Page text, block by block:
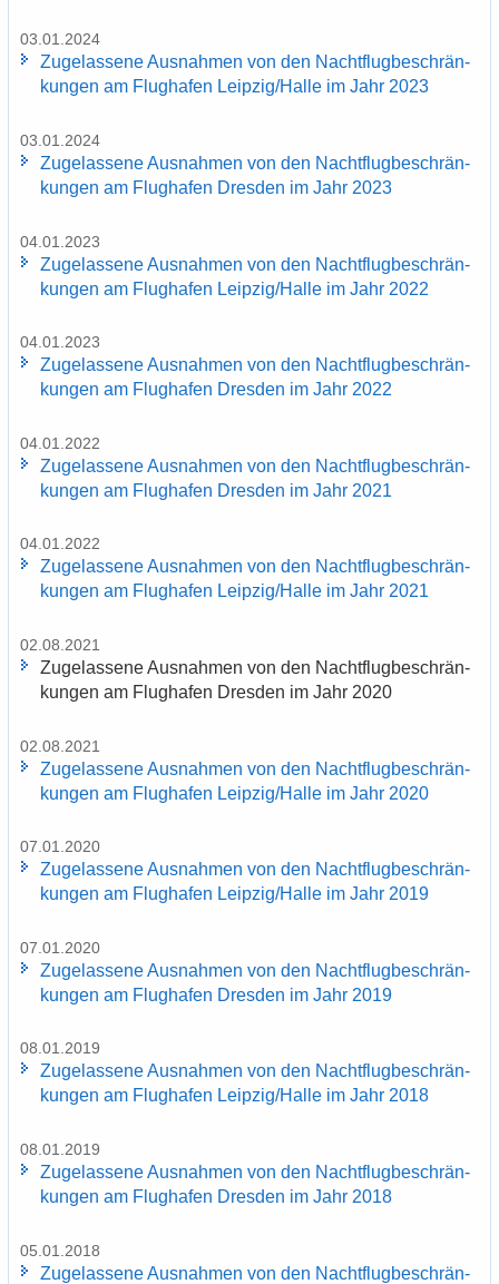
03.01.2024
Zu­ge­las­se­ne Aus­nah­men von den Nacht­flug­be­schrän­
kun­gen am Flug­ha­fen Leip­zig/Halle im Jahr 2023
03.01.2024
Zu­ge­las­se­ne Aus­nah­men von den Nacht­flug­be­schrän­
kun­gen am Flug­ha­fen Dres­den im Jahr 2023
04.01.2023
Zu­ge­las­se­ne Aus­nah­men von den Nacht­flug­be­schrän­
kun­gen am Flug­ha­fen Leip­zig/Halle im Jahr 2022
04.01.2023
Zu­ge­las­se­ne Aus­nah­men von den Nacht­flug­be­schrän­
kun­gen am Flug­ha­fen Dres­den im Jahr 2022
04.01.2022
Zu­ge­las­se­ne Aus­nah­men von den Nacht­flug­be­schrän­
kun­gen am Flug­ha­fen Dres­den im Jahr 2021
04.01.2022
Zu­ge­las­se­ne Aus­nah­men von den Nacht­flug­be­schrän­
kun­gen am Flug­ha­fen Leip­zig/Halle im Jahr 2021
02.08.2021
Zu­ge­las­se­ne Aus­nah­men von den Nacht­flug­be­schrän­
kun­gen am Flug­ha­fen Dres­den im Jahr 2020
02.08.2021
Zu­ge­las­se­ne Aus­nah­men von den Nacht­flug­be­schrän­
kun­gen am Flug­ha­fen Leip­zig/Halle im Jahr 2020
07.01.2020
Zu­ge­las­se­ne Aus­nah­men von den Nacht­flug­be­schrän­
kun­gen am Flug­ha­fen Leip­zig/Halle im Jahr 2019
07.01.2020
Zu­ge­las­se­ne Aus­nah­men von den Nacht­flug­be­schrän­
kun­gen am Flug­ha­fen Dres­den im Jahr 2019
08.01.2019
Zu­ge­las­se­ne Aus­nah­men von den Nacht­flug­be­schrän­
kun­gen am Flug­ha­fen Leip­zig/Halle im Jahr 2018
08.01.2019
Zu­ge­las­se­ne Aus­nah­men von den Nacht­flug­be­schrän­
kun­gen am Flug­ha­fen Dres­den im Jahr 2018
05.01.2018
Zu­ge­las­se­ne Aus­nah­men von den Nacht­flug­be­schrän­